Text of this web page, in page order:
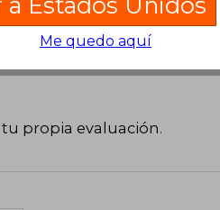
propia evaluación.
Me quedo aquí